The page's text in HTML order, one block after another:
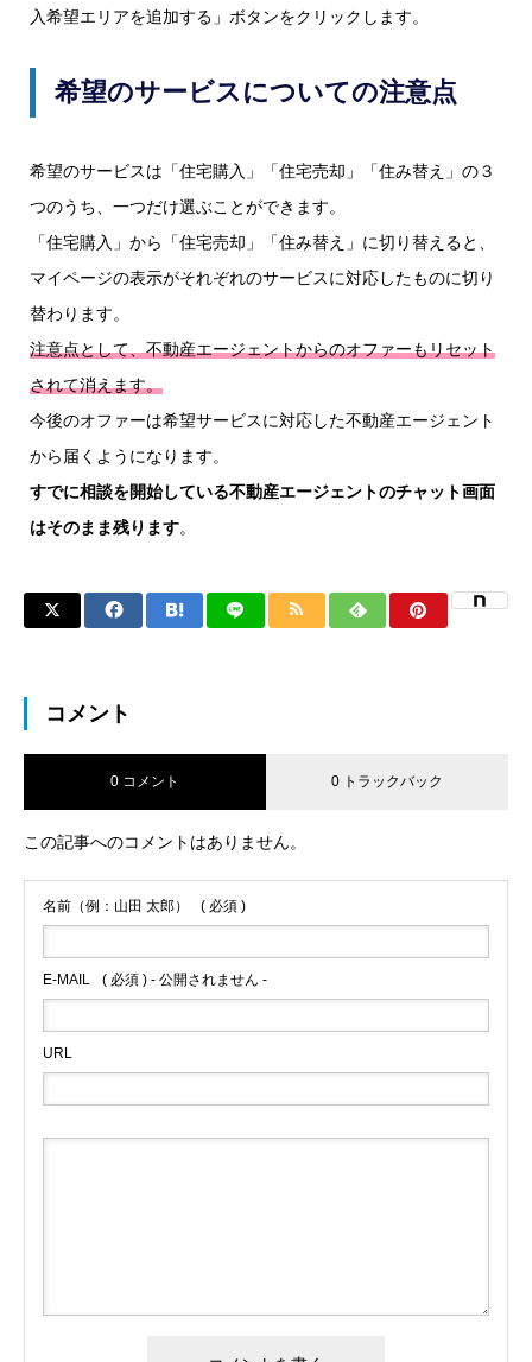
入希望エリアを追加する」ボタンをクリックします。
希望のサービスについての注意点
希望のサービスは「住宅購入」「住宅売却」「住み替え」の３
つのうち、一つだけ選ぶことができます。
「住宅購入」から「住宅売却」「住み替え」に切り替えると、
マイページの表示がそれぞれのサービスに対応したものに切り
替わります。
注意点として、不動産エージェントからのオファーもリセット
されて消えます。
今後のオファーは希望サービスに対応した不動産エージェント
から届くようになります。
すでに相談を開始している不動産エージェントのチャット画面
はそのまま残ります。
コメント
0 コメント 0 トラックバック
この記事へのコメントはありません。
名前（例：山田 太郎） ( 必須 )
E-MAIL ( 必須 ) - 公開されません -
URL